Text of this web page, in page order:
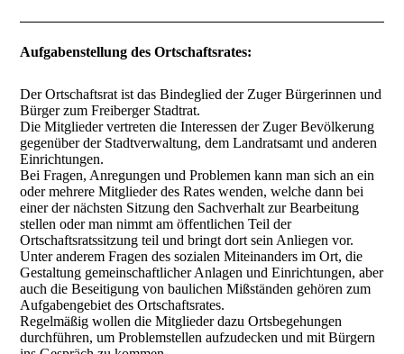
Aufgabenstellung des Ortschaftsrates:
Der Ortschaftsrat ist das Bindeglied der Zuger Bürgerinnen und
Bürger zum Freiberger Stadtrat.
Die Mitglieder vertreten die Interessen der Zuger Bevölkerung
gegenüber der Stadtverwaltung, dem Landratsamt und anderen
Einrichtungen.
Bei Fragen, Anregungen und Problemen kann man sich an ein
oder mehrere Mitglieder des Rates wenden, welche dann bei
einer der nächsten Sitzung den Sachverhalt zur Bearbeitung
stellen oder man nimmt am öffentlichen Teil der
Ortschaftsratssitzung teil und bringt dort sein Anliegen vor.
Unter anderem Fragen des sozialen Miteinanders im Ort, die
Gestaltung gemeinschaftlicher Anlagen und Einrichtungen, aber
auch die Beseitigung von baulichen Mißständen gehören zum
Aufgabengebiet des Ortschaftsrates.
Regelmäßig wollen die Mitglieder dazu Ortsbegehungen
durchführen, um Problemstellen aufzudecken und mit Bürgern